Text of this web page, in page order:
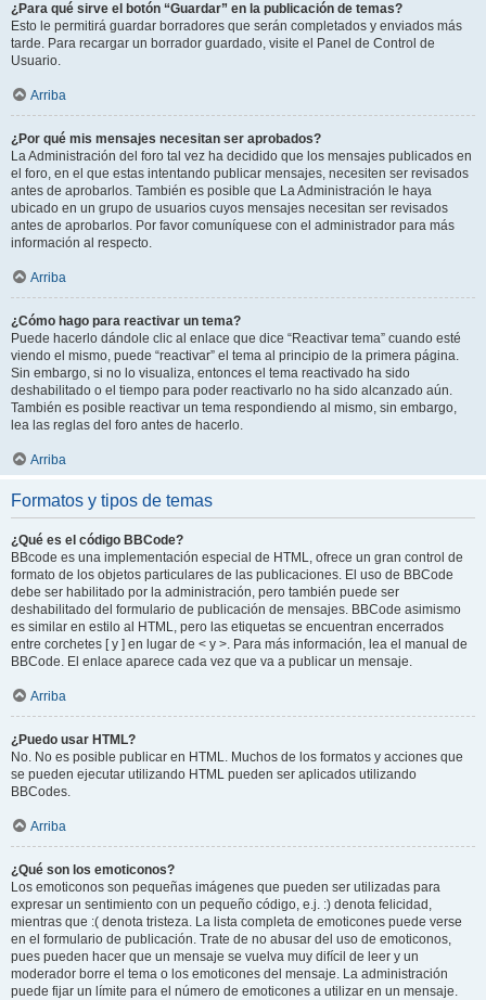
¿Para qué sirve el botón “Guardar” en la publicación de temas?
Esto le permitirá guardar borradores que serán completados y enviados más
tarde. Para recargar un borrador guardado, visite el Panel de Control de
Usuario.
Arriba
¿Por qué mis mensajes necesitan ser aprobados?
La Administración del foro tal vez ha decidido que los mensajes publicados en
el foro, en el que estas intentando publicar mensajes, necesiten ser revisados
antes de aprobarlos. También es posible que La Administración le haya
ubicado en un grupo de usuarios cuyos mensajes necesitan ser revisados
antes de aprobarlos. Por favor comuníquese con el administrador para más
información al respecto.
Arriba
¿Cómo hago para reactivar un tema?
Puede hacerlo dándole clic al enlace que dice “Reactivar tema” cuando esté
viendo el mismo, puede “reactivar” el tema al principio de la primera página.
Sin embargo, si no lo visualiza, entonces el tema reactivado ha sido
deshabilitado o el tiempo para poder reactivarlo no ha sido alcanzado aún.
También es posible reactivar un tema respondiendo al mismo, sin embargo,
lea las reglas del foro antes de hacerlo.
Arriba
Formatos y tipos de temas
¿Qué es el código BBCode?
BBcode es una implementación especial de HTML, ofrece un gran control de
formato de los objetos particulares de las publicaciones. El uso de BBCode
debe ser habilitado por la administración, pero también puede ser
deshabilitado del formulario de publicación de mensajes. BBCode asimismo
es similar en estilo al HTML, pero las etiquetas se encuentran encerrados
entre corchetes [ y ] en lugar de < y >. Para más información, lea el manual de
BBCode. El enlace aparece cada vez que va a publicar un mensaje.
Arriba
¿Puedo usar HTML?
No. No es posible publicar en HTML. Muchos de los formatos y acciones que
se pueden ejecutar utilizando HTML pueden ser aplicados utilizando
BBCodes.
Arriba
¿Qué son los emoticonos?
Los emoticonos son pequeñas imágenes que pueden ser utilizadas para
expresar un sentimiento con un pequeño código, e.j. :) denota felicidad,
mientras que :( denota tristeza. La lista completa de emoticones puede verse
en el formulario de publicación. Trate de no abusar del uso de emoticonos,
pues pueden hacer que un mensaje se vuelva muy difícil de leer y un
moderador borre el tema o los emoticones del mensaje. La administración
puede fijar un límite para el número de emoticones a utilizar en un mensaje.